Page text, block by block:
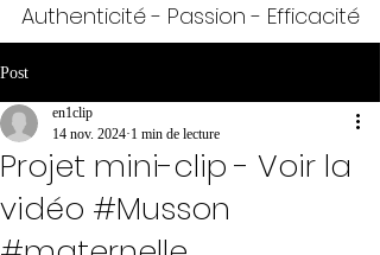
Authenticité - Passion - Efficacité
Post
Projet mini-clip - Voir la
vidéo #Musson
en1clip
14 nov. 2024 1 min de lecture